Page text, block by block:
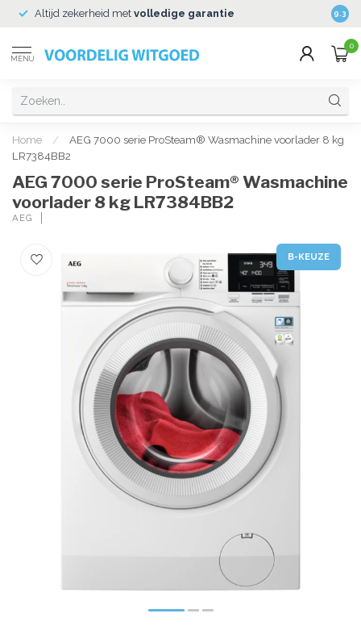
Altijd zekerheid met volledige garantie 9.3
MENU
0
Home /
AEG 7000 serie ProSteam® Wasmachine voorlader 8 kg
LR7384BB2
AEG 7000 serie ProSteam® Wasmachine
voorlader 8 kg LR7384BB2
AEG
B-KEUZE